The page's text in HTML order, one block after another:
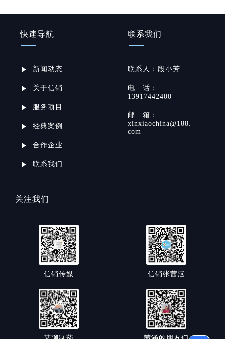
快速导航
新闻动态
关于信销
服务项目
经典案例
合作企业
联系我们
联系我们
联系 人： 段小芳
电
话：
13917442400
邮
箱：
xinxiaochina@188.
com
关注我们
信销传媒 信销张茜涵